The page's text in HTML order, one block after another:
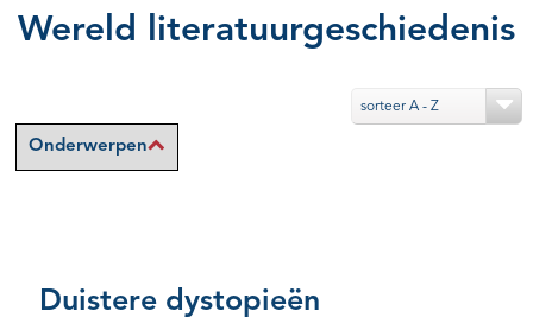
Wereld literatuurgeschiedenis
Onderwerpen
sorteer A - Z
Duistere dystopieën